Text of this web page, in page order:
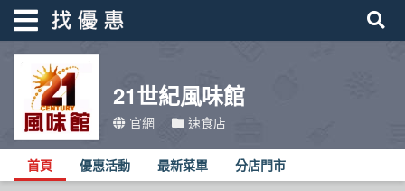
21世紀風味館
官網 速食店
首頁 優惠活動 最新菜單 分店門市
找優惠
首頁
優惠活動